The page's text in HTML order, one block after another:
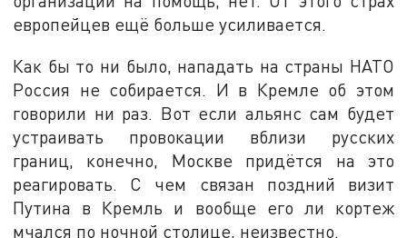
европейцев ещё больше усиливается.
Как бы то ни было, нападать на страны НАТО
Россия не собирается. И в Кремле об этом
говорили ни раз. Вот если альянс сам будет
устраивать провокации вблизи русских
границ, конечно, Москве придётся на это
реагировать. С чем связан поздний визит
Путина в Кремль и вообще его ли кортеж
мчался по ночной столице, неизвестно.